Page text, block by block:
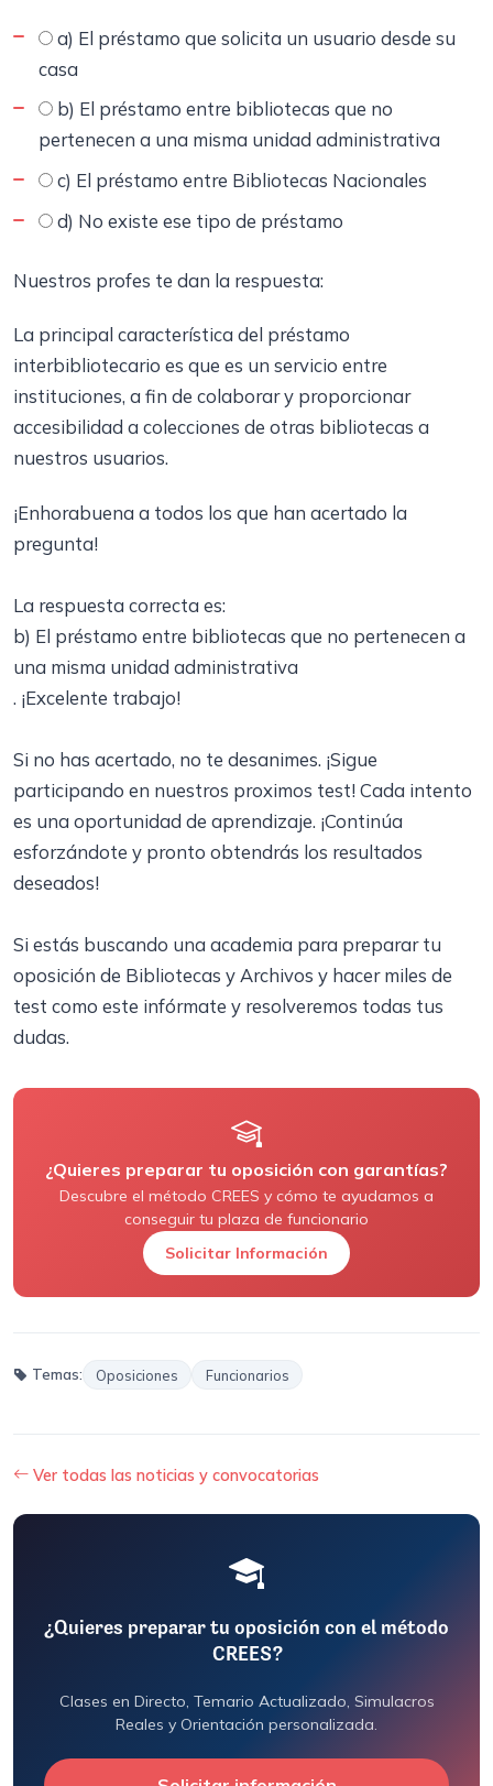
a) El préstamo que solicita un usuario desde su
casa
b) El préstamo entre bibliotecas que no
pertenecen a una misma unidad administrativa
c) El préstamo entre Bibliotecas Nacionales
d) No existe ese tipo de préstamo
Nuestros profes te dan la respuesta:
La principal característica del préstamo
interbibliotecario es que es un servicio entre
instituciones, a fin de colaborar y proporcionar
accesibilidad a colecciones de otras bibliotecas a
nuestros usuarios.
¡Enhorabuena a todos los que han acertado la
pregunta!
La respuesta correcta es:
b) El préstamo entre bibliotecas que no pertenecen a
una misma unidad administrativa
. ¡Excelente trabajo!
Si no has acertado, no te desanimes. ¡Sigue
participando en nuestros proximos test! Cada intento
es una oportunidad de aprendizaje. ¡Continúa
esforzándote y pronto obtendrás los resultados
deseados!
Si estás buscando una academia para preparar tu
oposición de Bibliotecas y Archivos y hacer miles de
test como este infórmate y resolveremos todas tus
dudas.
¿Quieres preparar tu oposición con garantías?
Descubre el método CREES y cómo te ayudamos a
conseguir tu plaza de funcionario
Solicitar Información
Temas: Oposiciones Funcionarios
Ver todas las noticias y convocatorias
¿Quieres preparar tu oposición con el método
CREES?
Clases en Directo, Temario Actualizado, Simulacros
Reales y Orientación personalizada.